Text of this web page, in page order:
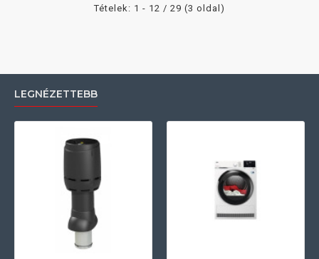
Tételek: 1 - 12 / 29 (3 oldal)
LEGNÉZETTEBB